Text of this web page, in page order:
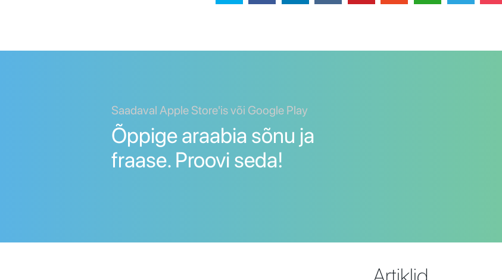
Saadaval Apple Store'is või Google Play
Õppige araabia sõnu ja
fraase. Proovi seda!